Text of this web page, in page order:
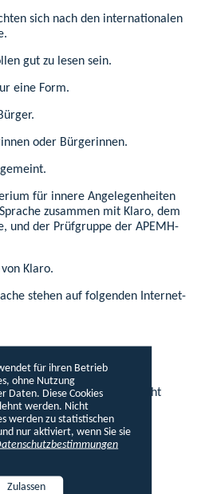
für ihren Betrieb
ohne Nutzung
Daten. Diese Cookies
werden. Nicht
werden zu statistischen
nur aktiviert, wenn Sie sie
Zulassen
sich nach den internationalen
gut zu lesen sein.
eine Form.
oder Bürgerinnen.
für innere Angelegenheiten
zusammen mit Klaro, dem
und der Prüfgruppe der APEMH-
Klaro.
stehen auf folgenden Internet-
to-read/
die auf Legilux veröffentlicht